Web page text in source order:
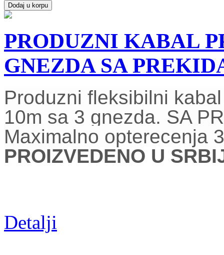
PRODUZNI KABAL
GNEZDA SA
Produzni fleksibilni
10m sa 3 gnezda. SA
Maximalno opterecenja
PROIZVEDENO U
Detalji